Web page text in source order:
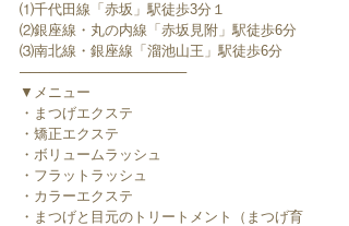
⑴千代田線「赤坂」駅徒歩3分１
⑵銀座線・丸の内線「赤坂見附」駅徒歩6分
⑶南北線・銀座線「溜池山王」駅徒歩6分
─────────────────
▼メニュー
・まつげエクステ
・矯正エクステ
・ボリュームラッシュ
・フラットラッシュ
・カラーエクステ
・まつげと目元のトリートメント（まつげ育